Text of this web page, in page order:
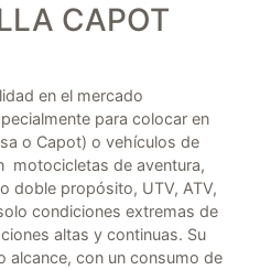
CAPOT
en el mercado
para colocar en
o Capot) o vehículos de
motocicletas de aventura,
doble propósito, UTV, ATV,
condiciones extremas de
altas y continuas. Su
alcance, con un consumo de